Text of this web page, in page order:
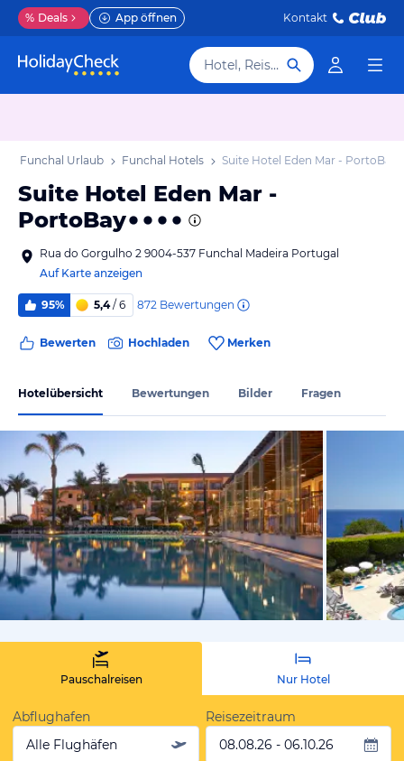
% Deals App öffnen Kontakt
Hotel, Reiseziel
Funchal Urlaub Funchal Hotels Suite Hotel Eden Mar - PortoBay
Suite Hotel Eden Mar -
PortoBay
Rua do Gorgulho 2 9004-537 Funchal Madeira Portugal
Auf Karte anzeigen
95% 5,4/ 6 872 Bewertungen
Bewerten Hochladen Merken
Hotelübersicht Bewertungen Bilder Fragen
vom
Pauschalreisen Nur Hotel
Abflughafen
Alle Flughäfen
Reisezeitraum
08.08.26 - 06.10.26